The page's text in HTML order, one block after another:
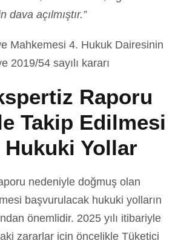
dava açılmıştır.”
Mahkemesi 4. Hukuk Dairesinin
2019/54 sayılı kararı
Raporu
Takip Edilmesi
Hukuki Yollar
nedeniyle doğmuş olan
başvurulacak hukuki yolların
önemlidir. 2025 yılı itibariyle
zararlar için öncelikle Tüketici